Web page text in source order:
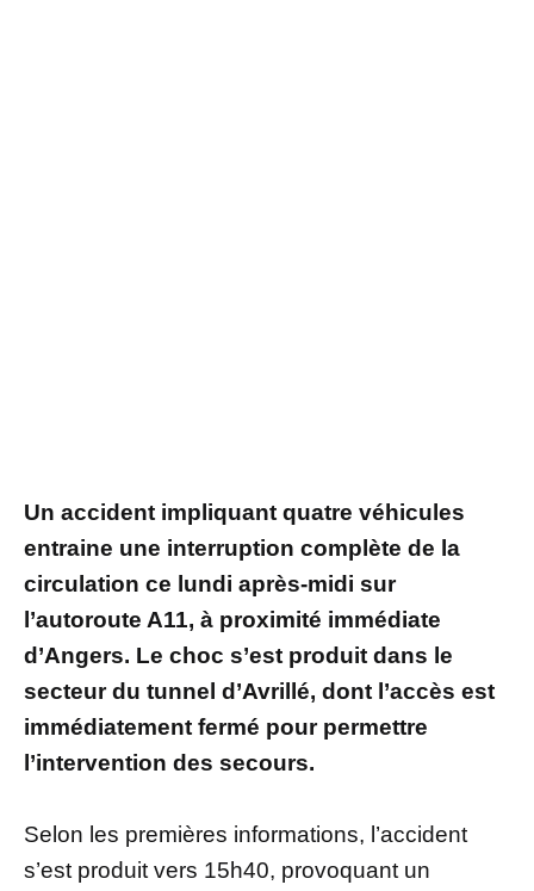
Un accident impliquant quatre véhicules
entraine une interruption complète de la
circulation ce lundi après-midi sur
l’autoroute A11, à proximité immédiate
d’Angers. Le choc s’est produit dans le
secteur du tunnel d’Avrillé, dont l’accès est
immédiatement fermé pour permettre
l’intervention des secours.
Selon les premières informations, l’accident
s’est produit vers 15h40, provoquant un